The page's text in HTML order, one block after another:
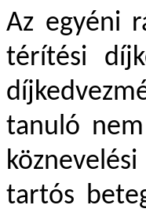
Az egyéni
térítési
tanuló
tartós